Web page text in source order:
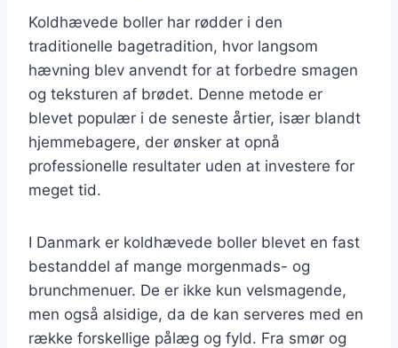
Koldhævede boller har rødder i den
traditionelle bagetradition, hvor langsom
hævning blev anvendt for at forbedre smagen
og teksturen af brødet. Denne metode er
blevet populær i de seneste årtier, især blandt
hjemmebagere, der ønsker at opnå
professionelle resultater uden at investere for
meget tid.
I Danmark er koldhævede boller blevet en fast
bestanddel af mange morgenmads- og
brunchmenuer. De er ikke kun velsmagende,
men også alsidige, da de kan serveres med en
række forskellige pålæg og fyld. Fra smør og